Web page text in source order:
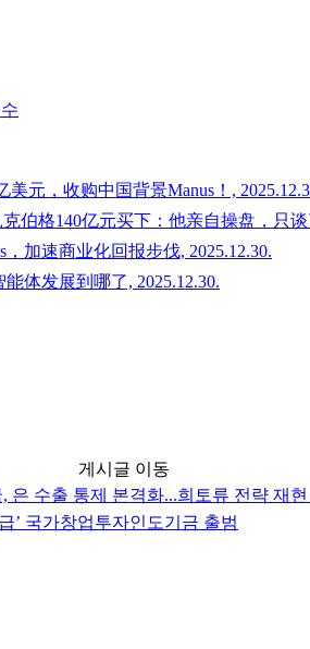
元，收购中国背景Manus！,
伯格140亿元买下：他亲自操盘，只
加速商业化回报步伐, 2025.12.30.
体发展到哪了, 2025.12.30.
게시글 이동
은 수출 통제 본격화...희토류 전략 재현
’ 국가창업투자인도기금 출범